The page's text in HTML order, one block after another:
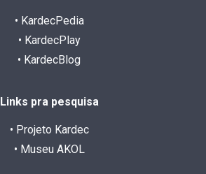
• KardecPedia
• KardecPlay
• KardecBlog
Links pra pesquisa
• Projeto Kardec
• Museu AKOL